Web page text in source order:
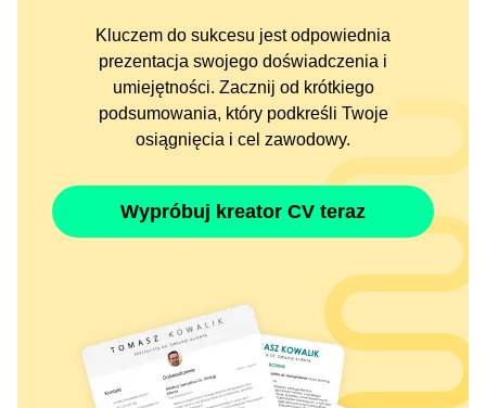
Kluczem do sukcesu jest odpowiednia
prezentacja swojego doświadczenia i
umiejętności. Zacznij od krótkiego
podsumowania, który podkreśli Twoje
osiągnięcia i cel zawodowy.
Wypróbuj kreator CV teraz